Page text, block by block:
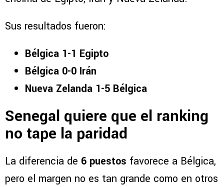
Sus resultados fueron:
Bélgica 1-1 Egipto
Bélgica 0-0 Irán
Nueva Zelanda 1-5 Bélgica
Senegal quiere que el ranking
no tape la paridad
La diferencia de 6 puestos favorece a Bélgica,
pero el margen no es tan grande como en otros